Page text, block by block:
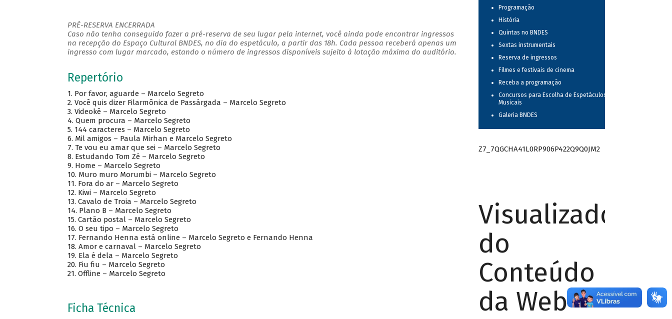
PRÉ-RESERVA ENCERRADA
Caso não tenha conseguido fazer a pré-reserva de seu lugar pela internet, você ainda pode encontrar ingressos
na recepção do Espaço Cultural BNDES, no dia do espetáculo, a partir das 18h. Cada pessoa receberá apenas um
ingresso com lugar marcado, estando o número de ingressos disponíveis sujeito à lotação máxima do auditório.
Repertório
1. Por favor, aguarde – Marcelo Segreto
2. Você quis dizer Filarmônica de Passárgada – Marcelo Segreto
3. Videokê – Marcelo Segreto
4. Quem procura – Marcelo Segreto
5. 144 caracteres – Marcelo Segreto
6. Mil amigos – Paula Mirhan e Marcelo Segreto
7. Te vou eu amar que sei – Marcelo Segreto
8. Estudando Tom Zé – Marcelo Segreto
9. Home – Marcelo Segreto
10. Muro muro Morumbi – Marcelo Segreto
11. Fora do ar – Marcelo Segreto
12. Kiwi – Marcelo Segreto
13. Cavalo de Troia – Marcelo Segreto
14. Plano B – Marcelo Segreto
15. Cartão postal – Marcelo Segreto
16. O seu tipo – Marcelo Segreto
17. Fernando Henna está online – Marcelo Segreto e Fernando Henna
18. Amor e carnaval – Marcelo Segreto
19. Ela é dela – Marcelo Segreto
20. Fiu fiu – Marcelo Segreto
21. Offline – Marcelo Segreto
Ficha Técnica
Programação
História
Quintas no BNDES
Sextas instrumentais
Reserva de ingressos
Filmes e festivais de cinema
Receba a programação
Concursos para Escolha de Espetáculos
Musicais
Galeria BNDES
Z7_7QGCHA41L0RP906P422Q9Q0JM2
Visualizador
do
Conteúdo
da Web